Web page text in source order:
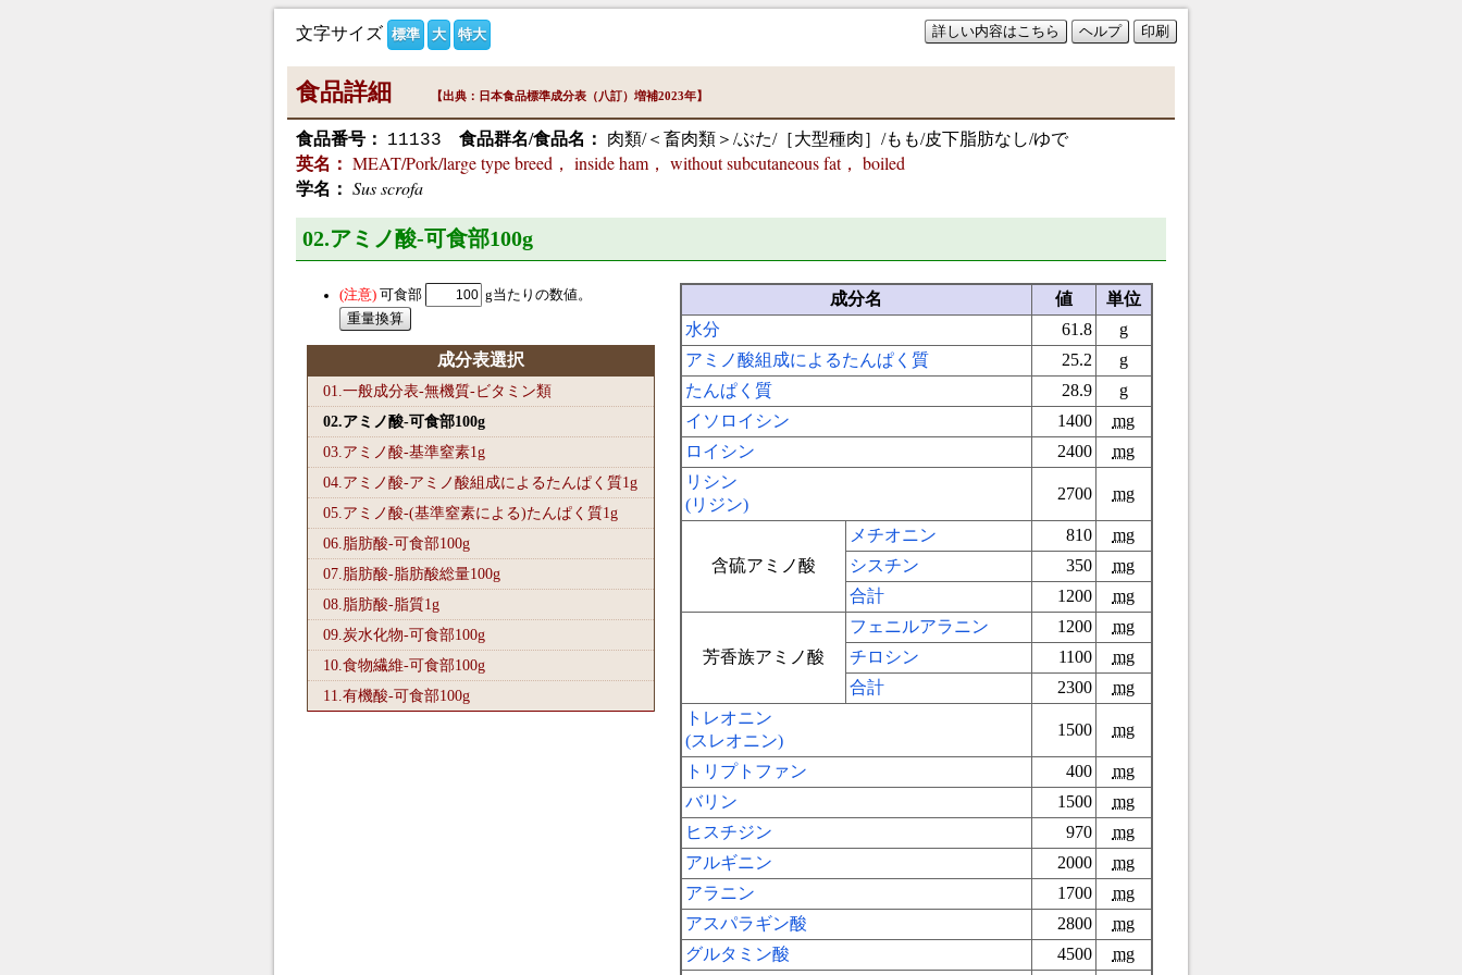
詳しい内容はこちら ヘルプ 印刷
文字サイズ 標準 大 特大
食品詳細 【出典：日本食品標準成分表（八訂）増補2023年】
食品番号： 11133 食品群名/食品名：
肉類/＜畜肉類＞/ぶた/［大型種肉］/もも/皮下脂肪なし/ゆで
英名： MEAT/Pork/large type breed， inside ham， without subcutaneous fat， boiled
学名： Sus scrofa
02.アミノ酸-可食部100g
可食部 g当たりの数値。
成分表選択
01.一般成分表-無機質-ビタミン類
02.アミノ酸-可食部100g
03.アミノ酸-基準窒素1g
04.アミノ酸-アミノ酸組成によるたんぱく質1g
05.アミノ酸-(基準窒素による)たんぱく質1g
06.脂肪酸-可食部100g
07.脂肪酸-脂肪酸総量100g
08.脂肪酸-脂質1g
09.炭水化物-可食部100g
10.食物繊維-可食部100g
11.有機酸-可食部100g
成分名 値
単位
水分
61.8
g
アミノ酸組成によるたんぱく質
25.2
g
たんぱく質
28.9
g
イソロイシン
1400
mg
ロイシン
2400
mg
リシン
(リジン)
2700 mg
含硫アミノ酸
メチオニン 810
mg
シスチン
350
mg
合計
1200 mg
芳香族アミノ酸
フェニルアラニン 1200
mg
チロシン
1100
mg
合計
2300
mg
トレオニン
(スレオニン)
1500 mg
トリプトファン 400
mg
バリン
1500
mg
ヒスチジン
970
mg
アルギニン
2000
mg
アラニン
1700
mg
アスパラギン酸
2800
mg
グルタミン酸
4500 mg